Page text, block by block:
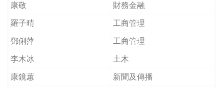
康敬
財務金融
羅子晴
工商管理
鄧俐萍
工商管理
李木冰
土木
康鏡蕙
新聞及傳播